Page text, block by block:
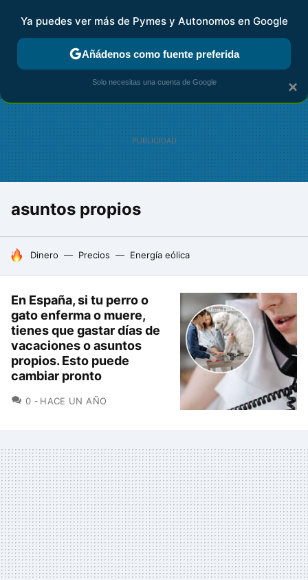
FISCALIDAD Y CONTABILIDAD KIT DIGITAL RENTA
asuntos propios
HOY SE HABLA DE
Dinero Precios Energía eólica
En España, si tu perro o
gato enferma o muere,
tienes que gastar días de
vacaciones o asuntos
propios. Esto puede
cambiar pronto
0 COMENTARIOS
HACE UN AÑO
×
Ya puedes ver más de Pymes y Autonomos en Google
Añádenos como fuente preferida
Solo necesitas una cuenta de Google